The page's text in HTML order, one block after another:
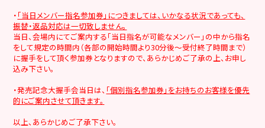
・ 「当日メンバー指名参加券」につきましては、いかなる状況であっても、
振替・返品対応は一切致しません。
当日、会場内にてご案内する「当日指名が可能なメンバー」の中から指名
をして規定の時間内（各部の開始時間より30分後～受付終了時間まで）
に握手をして頂く参加券となりますので、あらかじめご了承の上、お申し
込み下さい。
・発売記念大握手会当日は、 「個別指名参加券」をお持ちのお客様を優先
的にご案内させて頂きます。
以上、あらかじめご了承下さい。